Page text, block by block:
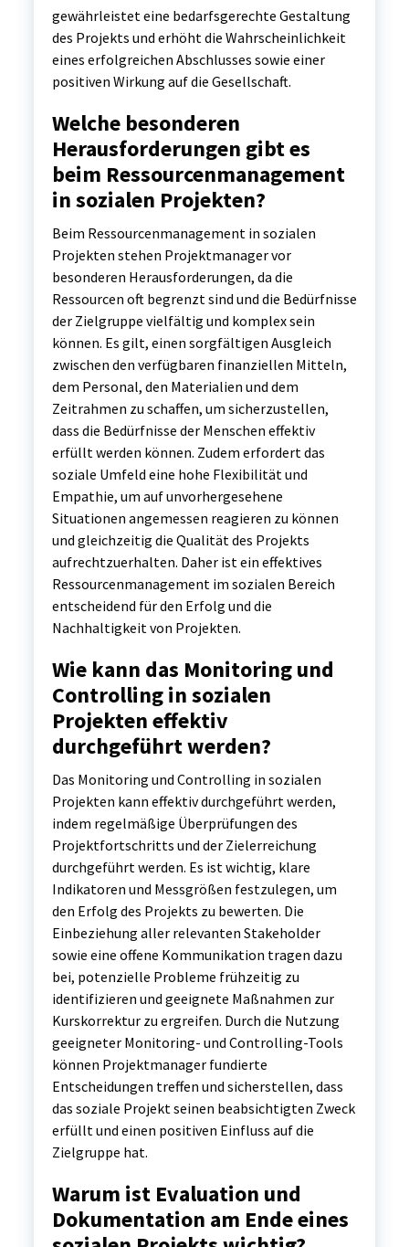
gewährleistet eine bedarfsgerechte Gestaltung
des Projekts und erhöht die Wahrscheinlichkeit
eines erfolgreichen Abschlusses sowie einer
positiven Wirkung auf die Gesellschaft.
Welche besonderen
Herausforderungen gibt es
beim Ressourcenmanagement
in sozialen Projekten?
Beim Ressourcenmanagement in sozialen
Projekten stehen Projektmanager vor
besonderen Herausforderungen, da die
Ressourcen oft begrenzt sind und die Bedürfnisse
der Zielgruppe vielfältig und komplex sein
können. Es gilt, einen sorgfältigen Ausgleich
zwischen den verfügbaren finanziellen Mitteln,
dem Personal, den Materialien und dem
Zeitrahmen zu schaffen, um sicherzustellen,
dass die Bedürfnisse der Menschen effektiv
erfüllt werden können. Zudem erfordert das
soziale Umfeld eine hohe Flexibilität und
Empathie, um auf unvorhergesehene
Situationen angemessen reagieren zu können
und gleichzeitig die Qualität des Projekts
aufrechtzuerhalten. Daher ist ein effektives
Ressourcenmanagement im sozialen Bereich
entscheidend für den Erfolg und die
Nachhaltigkeit von Projekten.
Wie kann das Monitoring und
Controlling in sozialen
Projekten effektiv
durchgeführt werden?
Das Monitoring und Controlling in sozialen
Projekten kann effektiv durchgeführt werden,
indem regelmäßige Überprüfungen des
Projektfortschritts und der Zielerreichung
durchgeführt werden. Es ist wichtig, klare
Indikatoren und Messgrößen festzulegen, um
den Erfolg des Projekts zu bewerten. Die
Einbeziehung aller relevanten Stakeholder
sowie eine offene Kommunikation tragen dazu
bei, potenzielle Probleme frühzeitig zu
identifizieren und geeignete Maßnahmen zur
Kurskorrektur zu ergreifen. Durch die Nutzung
geeigneter Monitoring- und Controlling-Tools
können Projektmanager fundierte
Entscheidungen treffen und sicherstellen, dass
das soziale Projekt seinen beabsichtigten Zweck
erfüllt und einen positiven Einfluss auf die
Zielgruppe hat.
Warum ist Evaluation und
Dokumentation am Ende eines